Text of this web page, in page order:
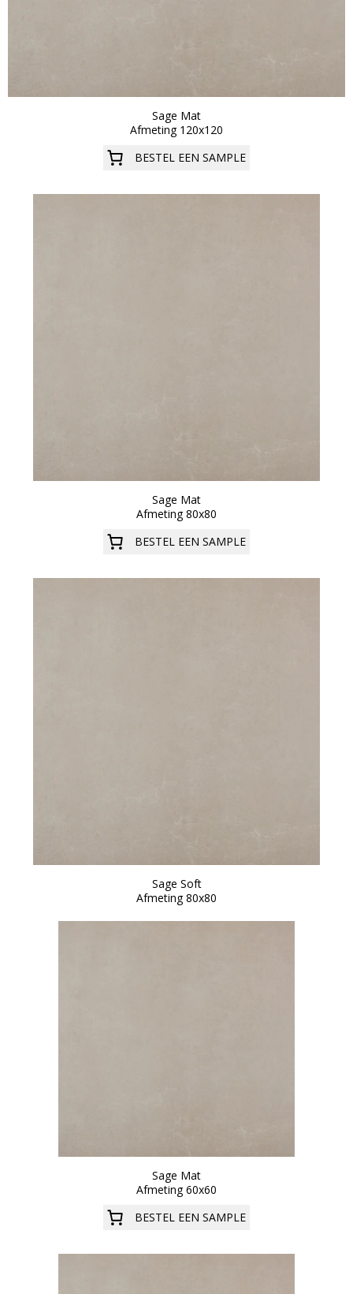
Sage Mat
Afmeting 120x120
BESTEL EEN SAMPLE
Sage Mat
Afmeting 80x80
BESTEL EEN SAMPLE
Sage Soft
Afmeting 80x80
Sage Mat
Afmeting 60x60
BESTEL EEN SAMPLE